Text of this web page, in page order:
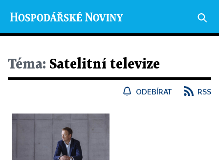
Téma: Satelitní televize
ODEBÍRAT RSS